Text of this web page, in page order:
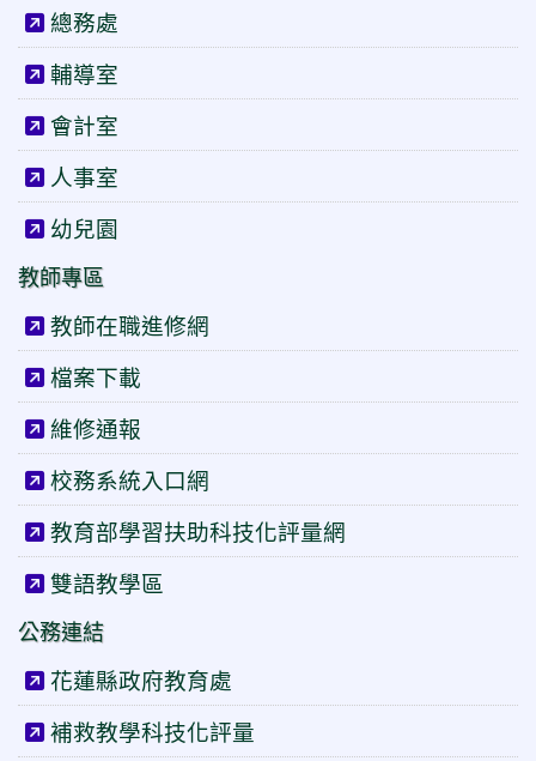
總務處
輔導室
會計室
人事室
幼兒園
教師專區
教師在職進修網
檔案下載
維修通報
校務系統入口網
教育部學習扶助科技化評量網
雙語教學區
公務連結
花蓮縣政府教育處
補救教學科技化評量